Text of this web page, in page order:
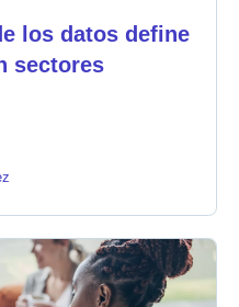
los datos define
sectores